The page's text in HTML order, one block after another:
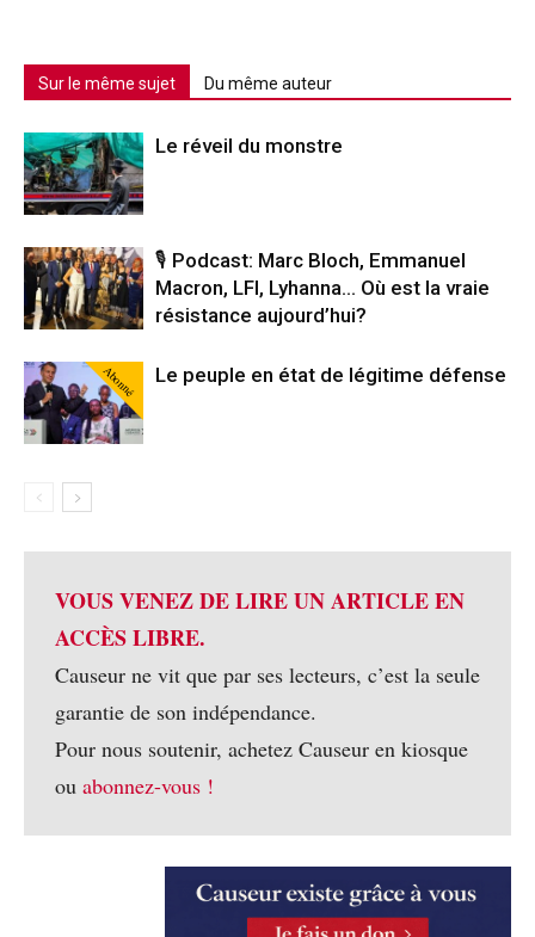
Sur le même sujet Du même auteur
Le réveil du monstre
🎙️ Podcast: Marc Bloch, Emmanuel
Macron, LFI, Lyhanna… Où est la vraie
résistance aujourd’hui?
Abonné Le peuple en état de légitime défense
VOUS VENEZ DE LIRE UN ARTICLE EN
ACCÈS LIBRE.
Causeur ne vit que par ses lecteurs, c’est la seule
garantie de son indépendance.
Pour nous soutenir, achetez Causeur en kiosque
ou abonnez-vous !